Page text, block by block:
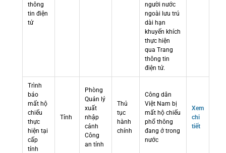
thông
tin điện
tử
người nước
ngoài lưu trú
dài hạn
khuyến khích
thực hiện
qua Trang
thông tin
điện tử.
Trình
báo
mất hộ
chiếu
thực
hiện tại
cấp
tỉnh
Tỉnh
Phòng
Quản lý
xuất
nhập
cảnh
Công
an tỉnh
Thủ
tục
hành
chính
Công dân
Việt Nam bị
mất hộ chiếu
phổ thông
đang ở trong
nước
Xem
chi
tiết